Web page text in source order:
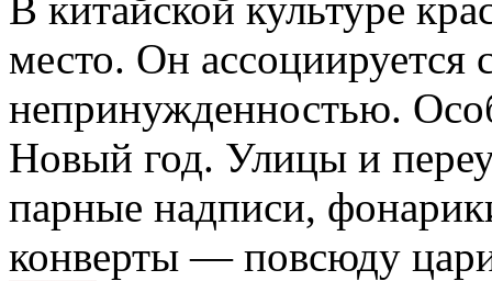
место. Он ассоциируется
непринужденностью.
Новый год. Улицы и
парные надписи,
конверты — повсюду